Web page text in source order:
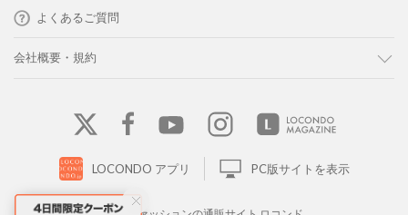
よくあるご質問
会社概要・規約
LOCONDO アプリ PC版サイトを表示